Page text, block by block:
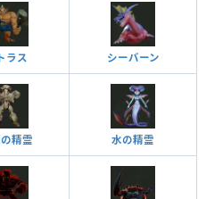
ラス シーバーン
精霊 水の精霊